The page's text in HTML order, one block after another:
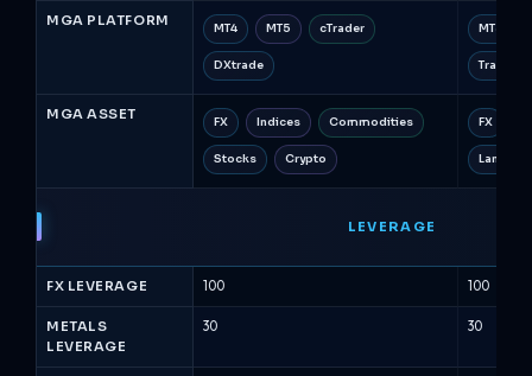
MGA PLATFORM MT4 MT5 cTrader
DXtrade
MT5
MGA ASSET FX Indices Commodities
Stocks Crypto
FX
Langis
LEVERAGE
FX LEVERAGE 100 100
METALS
LEVERAGE
30 30